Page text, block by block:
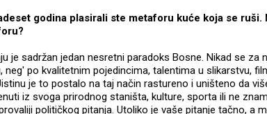
godina plasirali ste metaforu kuće koja se ruši.
je sadržan jedan nesretni paradoks Bosne. Nikad se za
neg' po kvalitetnim pojedincima, talentima u slikarstvu,
je to postalo na taj način rastureno i uništeno da
iz svoga prirodnog staništa, kulture, sporta ili ne
političkog pitanja. Utoliko je vaše pitanje tačno, a